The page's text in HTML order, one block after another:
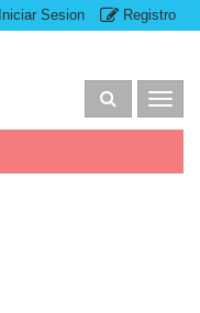
Iniciar Sesion Registro